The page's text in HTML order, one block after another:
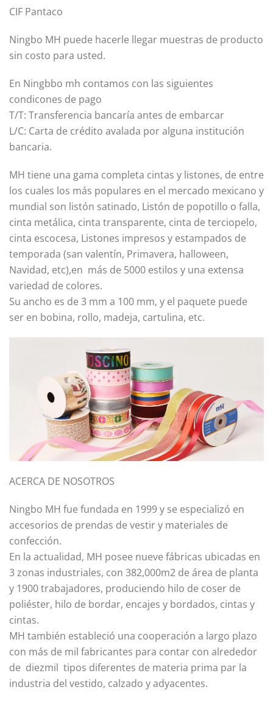
CIF Pantaco
Ningbo MH puede hacerle llegar muestras de producto
sin costo para usted.
En Ningbbo mh contamos con las siguientes
condicones de pago
T/T: Transferencia bancaría antes de embarcar
L/C: Carta de crédito avalada por alguna institución
bancaria.
MH tiene una gama completa cintas y listones, de entre
los cuales los más populares en el mercado mexicano y
mundial son listón satinado, Listón de popotillo o falla,
cinta metálica, cinta transparente, cinta de terciopelo,
cinta escocesa, Listones impresos y estampados de
temporada (san valentín, Primavera, halloween,
Navidad, etc),en más de 5000 estilos y una extensa
variedad de colores.
Su ancho es de 3 mm a 100 mm, y el paquete puede
ser en bobina, rollo, madeja, cartulina, etc.
ACERCA DE NOSOTROS
Ningbo MH fue fundada en 1999 y se especializó en
accesorios de prendas de vestir y materiales de
confección.
En la actualidad, MH posee nueve fábricas ubicadas en
3 zonas industriales, con 382,000m2 de área de planta
y 1900 trabajadores, produciendo hilo de coser de
poliéster, hilo de bordar, encajes y bordados, cintas y
cintas.
MH también estableció una cooperación a largo plazo
con más de mil fabricantes para contar con alrededor
de diezmil tipos diferentes de materia prima par la
industria del vestido, calzado y adyacentes.